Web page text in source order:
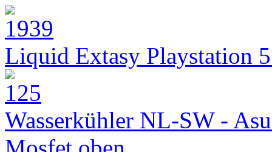
Liquid Extasy Playstation
Wasserkühler NL-SW -